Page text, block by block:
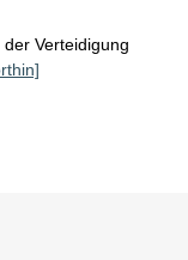
Verteidigung